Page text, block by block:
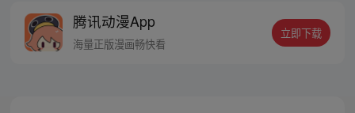
腾讯动漫App
海量正版漫画畅快看
立即下载